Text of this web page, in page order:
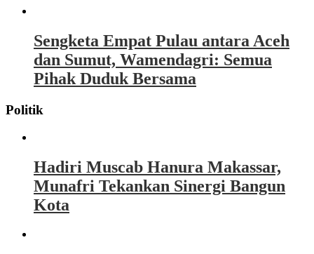
Sengketa Empat Pulau antara Aceh
dan Sumut, Wamendagri: Semua
Pihak Duduk Bersama
Politik
Hadiri Muscab Hanura Makassar,
Munafri Tekankan Sinergi Bangun
Kota